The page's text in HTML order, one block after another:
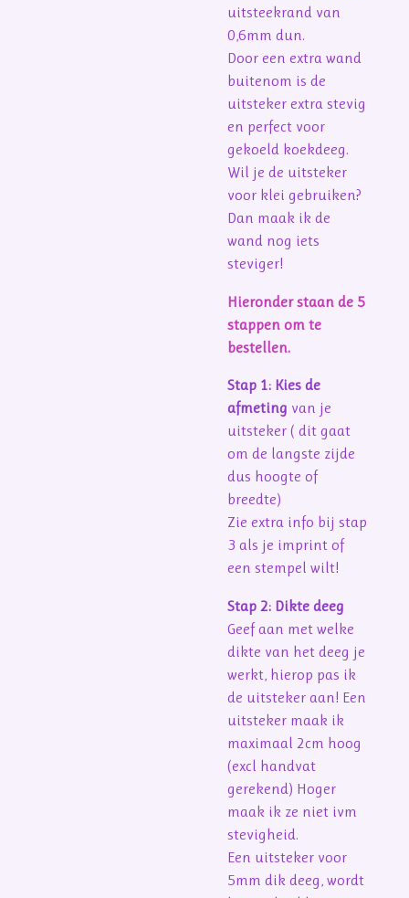
uitsteekrand van
0,6mm dun.
Door een extra wand
buitenom is de
uitsteker extra stevig
en perfect voor
gekoeld koekdeeg.
Wil je de uitsteker
voor klei gebruiken?
Dan maak ik de
wand nog iets
steviger!
Hieronder staan de 5
stappen om te
bestellen.
Stap 1: Kies de
afmeting van je
uitsteker ( dit gaat
om de langste zijde
dus hoogte of
breedte)
Zie extra info bij stap
3 als je imprint of
een stempel wilt!
Stap 2: Dikte deeg
Geef aan met welke
dikte van het deeg je
werkt, hierop pas ik
de uitsteker aan! Een
uitsteker maak ik
maximaal 2cm hoog
(excl handvat
gerekend) Hoger
maak ik ze niet ivm
stevigheid.
Een uitsteker voor
5mm dik deeg, wordt